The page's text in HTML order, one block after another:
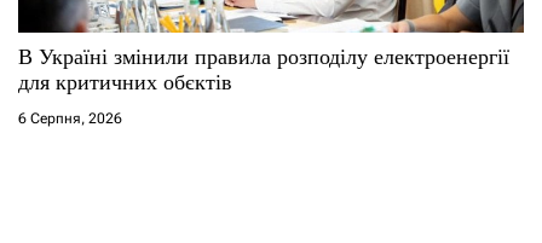
В Україні змінили правила розподілу електроенергії
для критичних обєктів
6 Серпня, 2026